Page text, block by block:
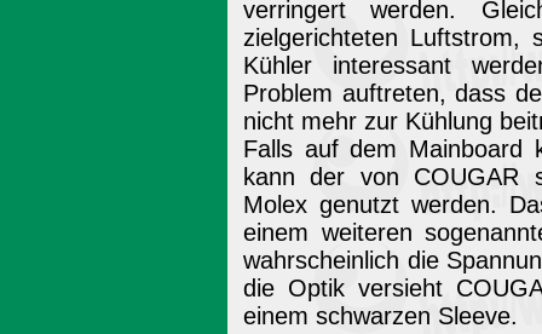
verringert werden.
zielgerichteten
Kühler interessant
Problem auftreten, dass
nicht mehr zur Kühlung
Falls auf dem Mainboard
kann der von COUGAR
Molex genutzt werden.
einem weiteren
wahrscheinlich die
die Optik versieht
einem schwarzen Sleeve.